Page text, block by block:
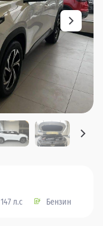
147 л.с Бензин